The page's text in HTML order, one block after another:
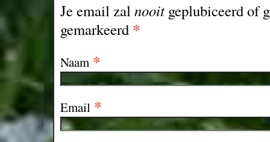
Je email zalnooitgeplubiceerd of
gemarkeerd *
Naam *
Email *